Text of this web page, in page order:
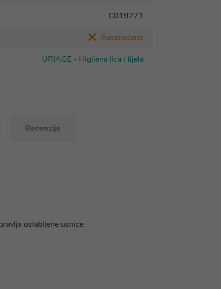
C019271
Rasprodano
URIAGE - Higijena lica i tijela
Recenzije
oslabljene usnice.